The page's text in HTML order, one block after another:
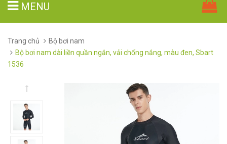
MENU
Trang chủ
Bộ bơi nam
Bộ bơi nam dài liền quần ngắn, vải chống nắng, màu đen, Sbart
1536